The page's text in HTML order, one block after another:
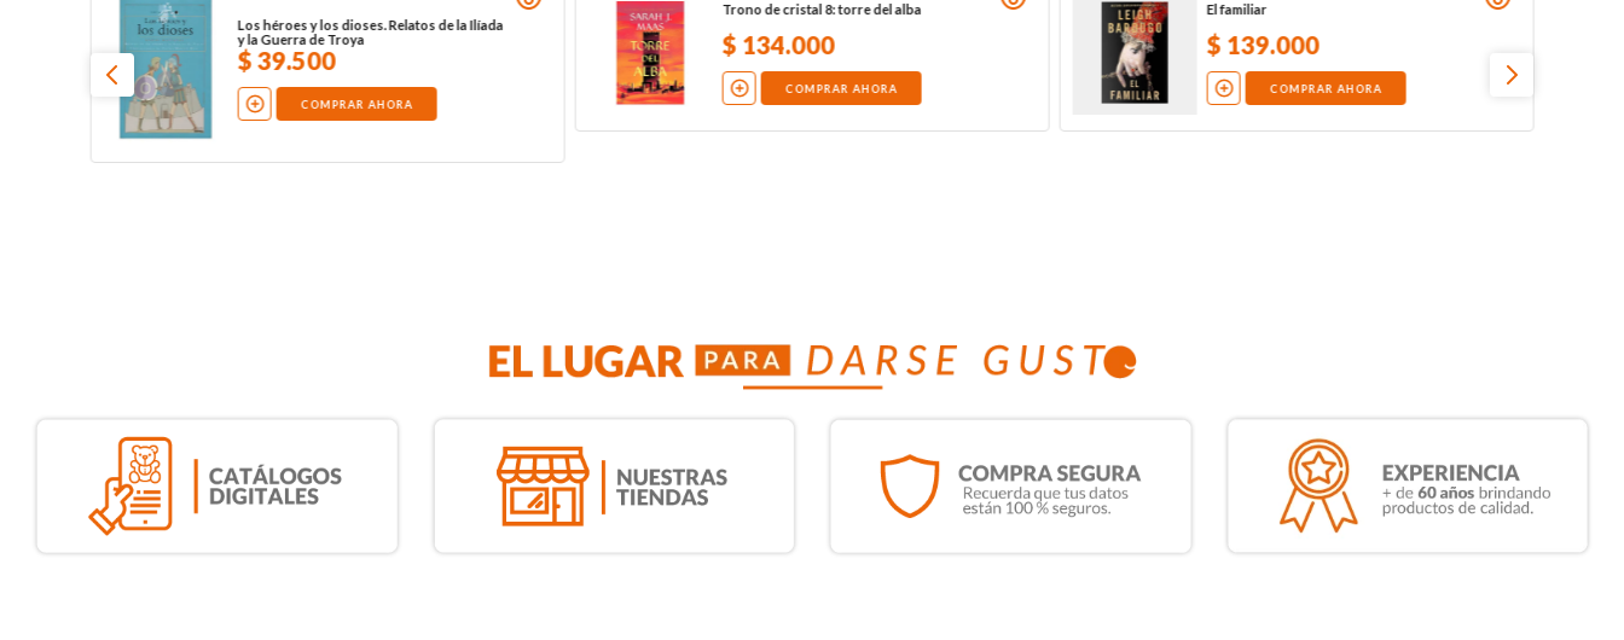
Los héroes y los dioses. Relatos de la Ilíada
y la Guerra de Troya
$39.500
COMPRAR AHORA
Trono de cristal 8: torre del alba
$ 134.000
COMPRAR AHORA
El familiar
$ 139.000
COMPRAR AHORA